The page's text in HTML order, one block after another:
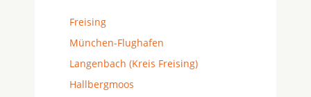
Freising
München-Flughafen
Langenbach (Kreis Freising)
Hallbergmoos